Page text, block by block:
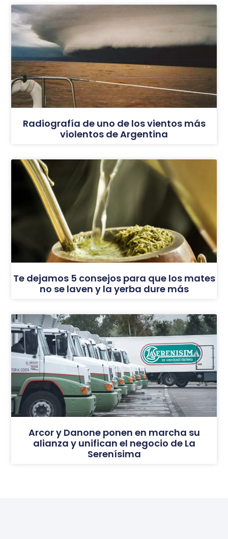
Radiografía de uno de los vientos más
violentos de Argentina
Te dejamos 5 consejos para que los mates
no se laven y la yerba dure más
Arcor y Danone ponen en marcha su
alianza y unifican el negocio de La
Serenísima